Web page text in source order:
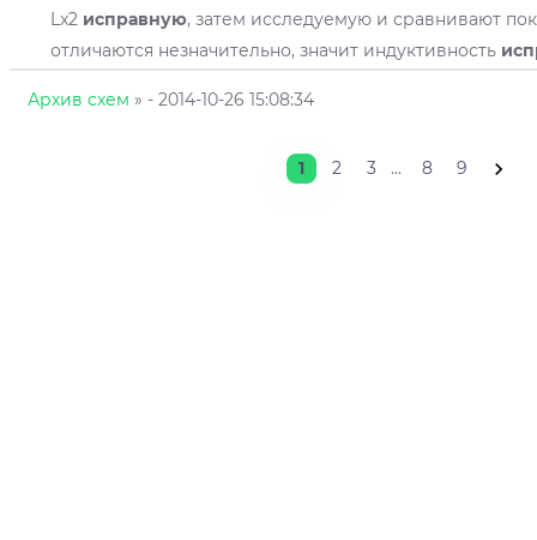
Lx2 исправную, затем исследуемую и сравнивают
отличаются незначительно, значит индуктивность
Архив схем » - 2014-10-26 15:08:34
1 2 3 ... 8 9